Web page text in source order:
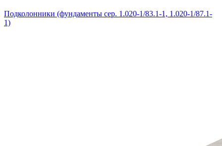
Подколонники (фундаменты сер. 1.020-1/83.1-1, 1.020-1/87.1-
1)